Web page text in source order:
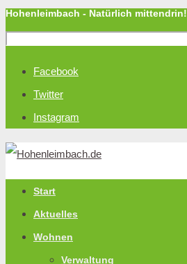
Hohenleimbach - Natürlich mittendrin!
Facebook
Twitter
Instagram
Start
Aktuelles
Wohnen
Verwaltung